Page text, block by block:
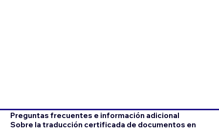
Preguntas frecuentes e información adicional
Sobre la traducción certificada de documentos en